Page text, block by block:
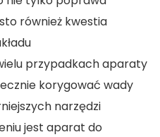
również kwestia
przypadkach aparaty
korygować wady
narzędzi
jest aparat do